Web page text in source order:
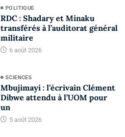
POLITIQUE
RDC : Shadary et Minaku
transférés à l’auditorat général
militaire
6 août 2026
SCIENCES
Mbujimayi : l’écrivain Clément
Dibwe attendu à l’UOM pour
un
5 août 2026